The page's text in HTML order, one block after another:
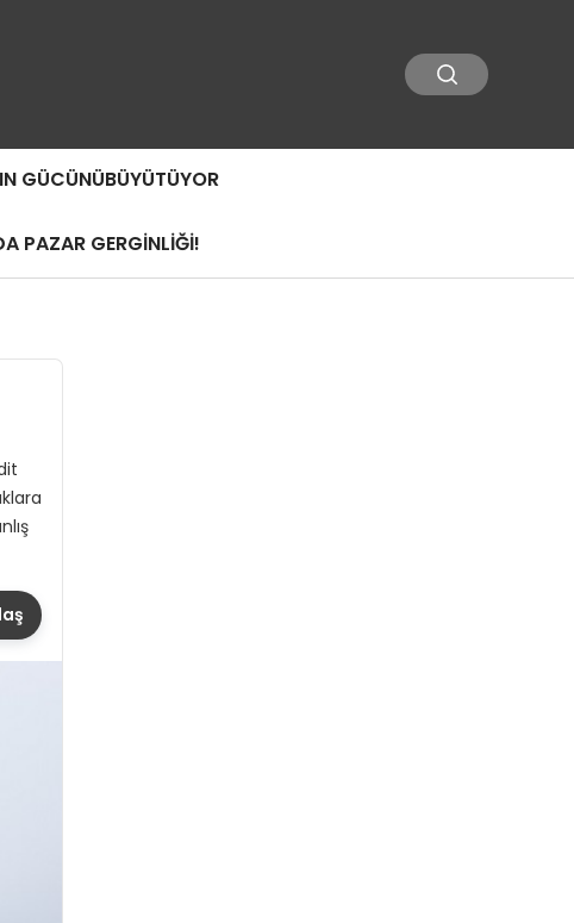
GÜCÜNÜBÜYÜTÜYOR
PAZAR GERGİNLİĞİ!